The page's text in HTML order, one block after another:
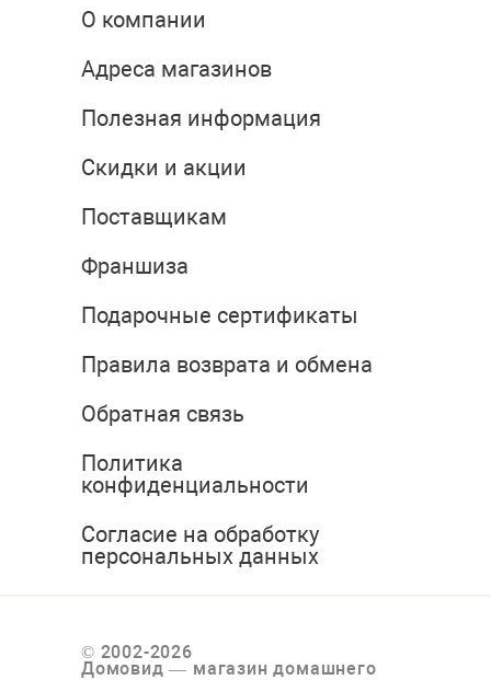
О компании
Адреса магазинов
Полезная информация
Скидки и акции
Поставщикам
Франшиза
Подарочные сертификаты
Правила возврата и обмена
Обратная связь
Политика
конфиденциальности
Согласие на обработку
персональных данных
© 2002-2026
Домовид — магазин домашнего